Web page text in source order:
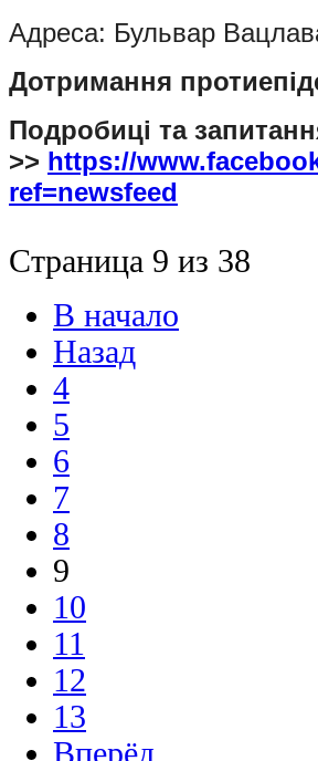
Адреса: Бульвар
Дотримання
Подробиці та
>> https://
ref=newsfeed
Страница 9 из 38
В начало
Назад
4
5
6
7
8
9
10
11
12
13
Вперёд